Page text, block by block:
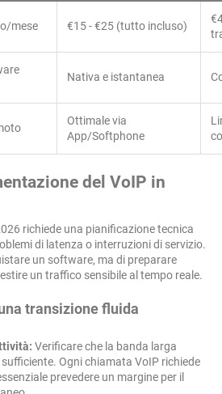
mese €15 - €25 (tutto incluso)
Nativa e istantanea
Ottimale via
App/Softphone
del VoIP in
richiede una pianificazione tecnica
di latenza o interruzioni di servizio.
un software, ma di preparare
un traffico sensibile al tempo reale.
transizione fluida
Verificare che la banda larga
sufficiente. Ogni chiamata VoIP richiede
prevedere un margine per il